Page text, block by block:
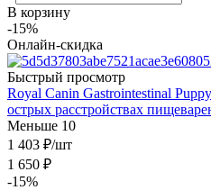
В корзину
-15%
Онлайн-скидка
Быстрый просмотр
Royal Canin Gastrointestinal
острых расстройствах
Меньше 10
1 403 ₽/шт
1 650 ₽
-15%